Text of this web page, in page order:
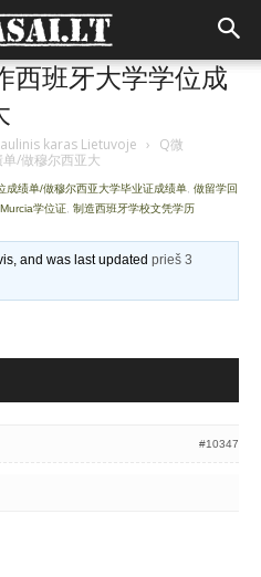
西班牙大学学位成
karas Lietuvoje › Q微
/做穆尔西亚大
绩单/做穆尔西亚大学毕业证成绩单 做留学回
学位证 制造西班牙学校文凭学历
and was last updatedprieš 3
#10347